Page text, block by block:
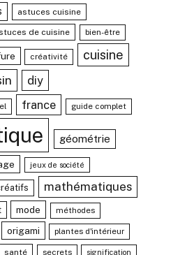
astuces cuisine
de cuisine bien-être
créativité cuisine
diy
france guide complet
géométrie
jeux de société
mathématiques
mode méthodes
origami plantes d'intérieur
santé secrets signification